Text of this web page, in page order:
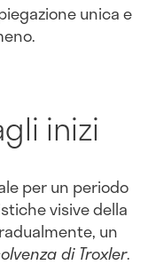
unica e
inizi
per un periodo
visive della
un
di Troxler.